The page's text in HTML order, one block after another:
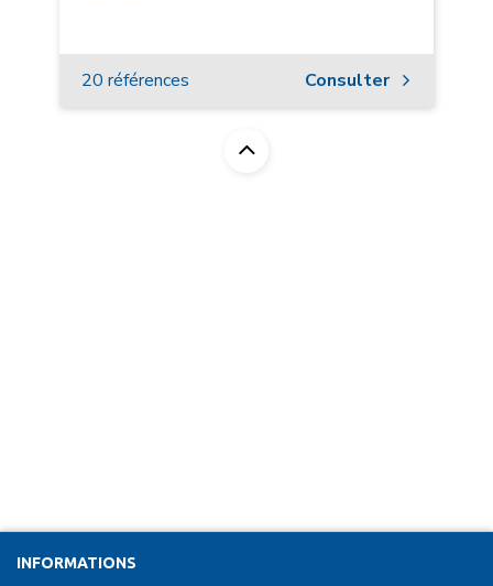
20 références Consulter
INFORMATIONS